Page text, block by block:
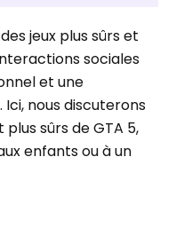
jeux plus sûrs et
sociales
et une
nous discuterons
sûrs de GTA 5,
enfants ou à un